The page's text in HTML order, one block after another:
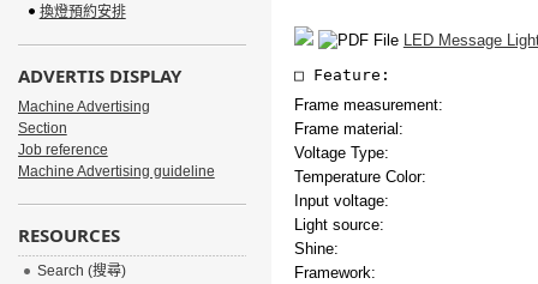
LED Message
□Feature:
Frame measurement:
Frame material:
Voltage Type:
Temperature Color:
Input voltage:
Light source:
Shine:
Framework:
換燈預約安排
ADVERTIS DISPLAY
Machine Advertising
Section
Job reference
Machine Advertising guideline
RESOURCES
Search (搜尋)